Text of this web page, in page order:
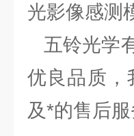
光影像感测
五铃光学
优良品质，
及*的售后服